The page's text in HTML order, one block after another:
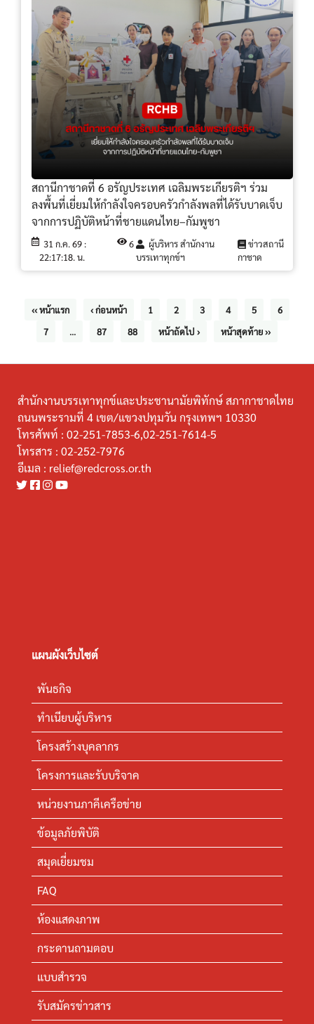
สถานีกาชาดที่ 6 อรัญประเทศ เฉลิมพระเกียรติฯ ร่วม
ลงพื้นที่เยี่ยมให้กำลังใจครอบครัวกำลังพลที่ได้รับบาดเจ็บ
จากการปฏิบัติหน้าที่ชายแดนไทย–กัมพูชา
31 ก.ค. 69 :
22:17:18. น.
6
ผู้บริหาร สำนักงาน
บรรเทาทุกข์ฯ
ข่าวสถานี
กาชาด
‹‹ หน้าแรก ‹ ก่อนหน้า 1 2 3 4 5
6
7
... 87 88 หน้าถัดไป › หน้าสุดท้าย ››
สำนักงานบรรเทาทุกข์และประชานามัยพิทักษ์ สภากาชาดไทย
ถนนพระรามที่ 4 เขต/แขวงปทุมวัน กรุงเทพฯ 10330
โทรศัพท์ : 02-251-7853-6,02-251-7614-5
โทรสาร : 02-252-7976
อีเมล : relief@redcross.or.th
แผนผังเว็บไซต์
พันธกิจ
ทำเนียบผู้บริหาร
โครงสร้างบุคลากร
โครงการและรับบริจาค
หน่วยงานภาคีเครือข่าย
ข้อมูลภัยพิบัติ
สมุดเยี่ยมชม
FAQ
ห้องแสดงภาพ
กระดานถามตอบ
แบบสำรวจ
รับสมัครข่าวสาร